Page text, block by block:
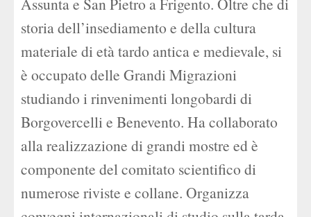
storia dell’insediamento e della cultura
materiale di età tardo antica e medievale, si
è occupato delle Grandi Migrazioni
studiando i rinvenimenti longobardi di
Borgovercelli e Benevento. Ha collaborato
alla realizzazione di grandi mostre ed è
componente del comitato scientifico di
numerose riviste e collane. Organizza